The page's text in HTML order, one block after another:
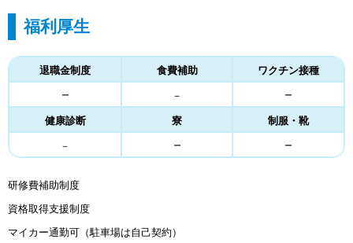
福利厚生
退職金制度 食費補助 ワクチン接種
－ － －
健康診断 寮 制服・靴
－ － －
研修費補助制度
資格取得支援制度
マイカー通勤可（駐車場は自己契約）